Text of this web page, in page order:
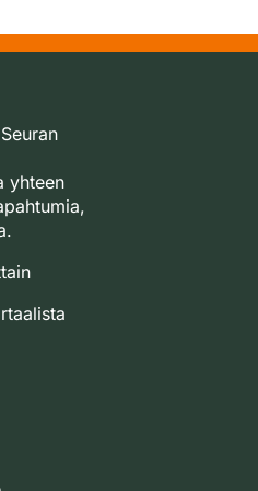
yhteen